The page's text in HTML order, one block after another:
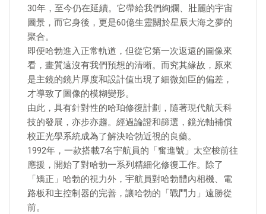
30年，至今仍在延續。它帶給我們絢爛、壯麗的宇宙
圖景，而它身後，更是60億生靈關於星辰大海之夢的
聚合。
即便哈勃進入正常軌道，但從它第一次返還的圖像來
看，畫質遠沒有我們預想的清晰。而究其緣故，原來
是主鏡的鏡片厚度和設計值出現了細微如臣的偏差，
才導致了圖像的模糊變形。
由此，具有針對性的哈珀修復計劃，隨著現代航天科
技的發展，亦步亦趨。經過論證和篩選，鏡光軸補償
校正光學系統成為了解決哈勃近視的良藥。
1992年，一款搭載7名宇航員的「奮進號」太空梭前往
應援，開始了對哈勃一系列精細化修復工作。除了
「矯正」哈勃的視力外，宇航員對哈勃體內相機、電
路板和主控制器的完善，讓哈勃的「戰鬥力」遠勝從
前。